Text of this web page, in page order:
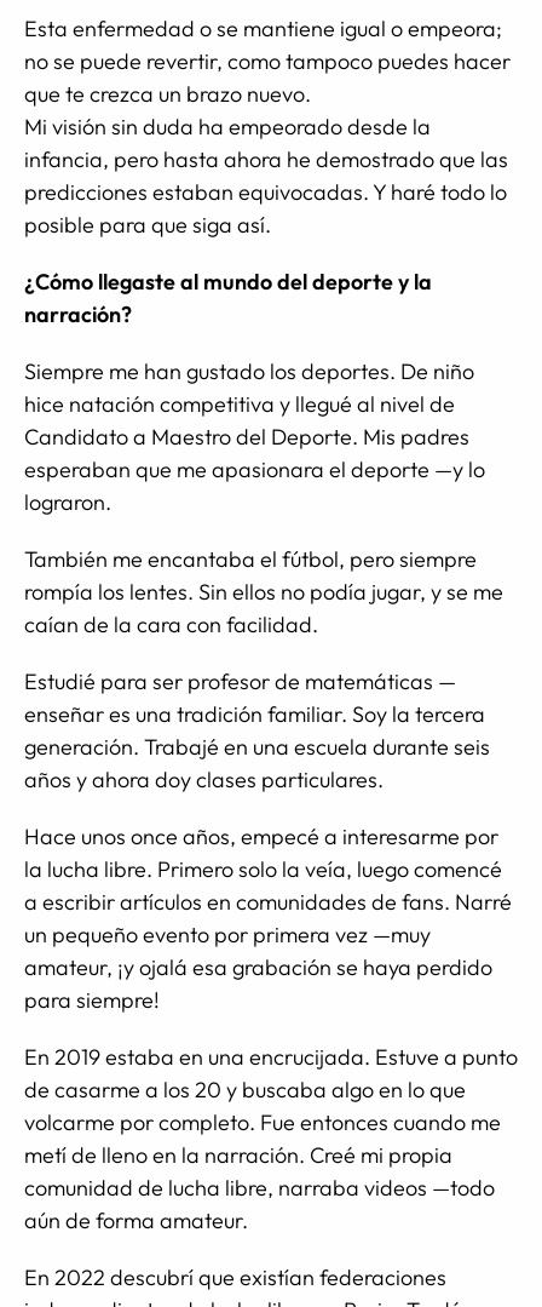
Esta enfermedad o se mantiene igual o empeora;
no se puede revertir, como tampoco puedes hacer
que te crezca un brazo nuevo.
Mi visión sin duda ha empeorado desde la
infancia, pero hasta ahora he demostrado que las
predicciones estaban equivocadas. Y haré todo lo
posible para que siga así.
¿Cómo llegaste al mundo del deporte y la
narración?
Siempre me han gustado los deportes. De niño
hice natación competitiva y llegué al nivel de
Candidato a Maestro del Deporte. Mis padres
esperaban que me apasionara el deporte —y lo
lograron.
También me encantaba el fútbol, pero siempre
rompía los lentes. Sin ellos no podía jugar, y se me
caían de la cara con facilidad.
Estudié para ser profesor de matemáticas —
enseñar es una tradición familiar. Soy la tercera
generación. Trabajé en una escuela durante seis
años y ahora doy clases particulares.
Hace unos once años, empecé a interesarme por
la lucha libre. Primero solo la veía, luego comencé
a escribir artículos en comunidades de fans. Narré
un pequeño evento por primera vez —muy
amateur, ¡y ojalá esa grabación se haya perdido
para siempre!
En 2019 estaba en una encrucijada. Estuve a punto
de casarme a los 20 y buscaba algo en lo que
volcarme por completo. Fue entonces cuando me
metí de lleno en la narración. Creé mi propia
comunidad de lucha libre, narraba videos —todo
aún de forma amateur.
En 2022 descubrí que existían federaciones